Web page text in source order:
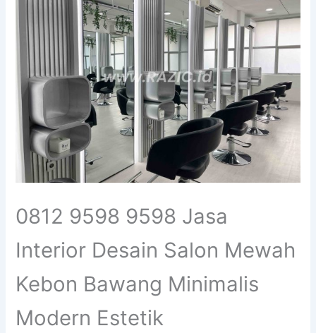
0812 9598 9598 Jasa
Interior Desain Salon Mewah
Kebon Bawang Minimalis
Modern Estetik